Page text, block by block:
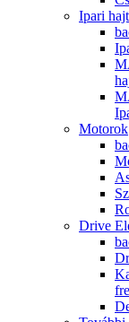
Ipari
Motorok
Drive